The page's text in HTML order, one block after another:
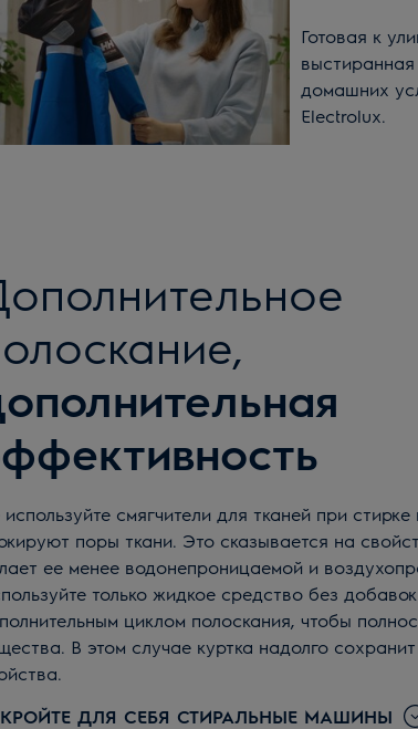
Готовая к
домашних
Electrolux.
поры ткани. Это сказывается на
ее менее водонепроницаемой и
только жидкое средство без
циклом полоскания, чтобы
В этом случае куртка надолго
ДЛЯ СЕБЯ СТИРАЛЬНЫЕ МАШИНЫ